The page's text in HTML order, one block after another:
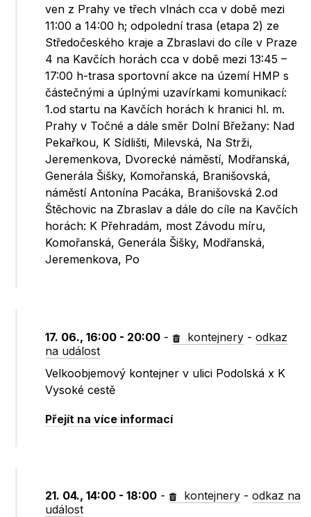
ven z Prahy ve třech vlnách cca v době mezi
11:00 a 14:00 h; odpolední trasa (etapa 2) ze
Středočeského kraje a Zbraslavi do cíle v Praze
4 na Kavčích horách cca v době mezi 13:45 –
17:00 h-trasa sportovní akce na území HMP s
částečnými a úplnými uzavírkami komunikací:
1.od startu na Kavčích horách k hranici hl. m.
Prahy v Točné a dále směr Dolní Břežany: Nad
Pekařkou, K Sídlišti, Milevská, Na Strži,
Jeremenkova, Dvorecké náměstí, Modřanská,
Generála Šišky, Komořanská, Branišovská,
náměstí Antonína Pacáka, Branišovská 2.od
Štěchovic na Zbraslav a dále do cíle na Kavčích
horách: K Přehradám, most Závodu míru,
Komořanská, Generála Šišky, Modřanská,
Jeremenkova, Po
17. 06., 16:00 - 20:00 - kontejnery -odkaz
na událost
Velkoobjemový kontejner v ulici Podolská x K
Vysoké cestě
Přejít na více informací
21. 04., 14:00 - 18:00 - kontejnery -odkaz na
událost